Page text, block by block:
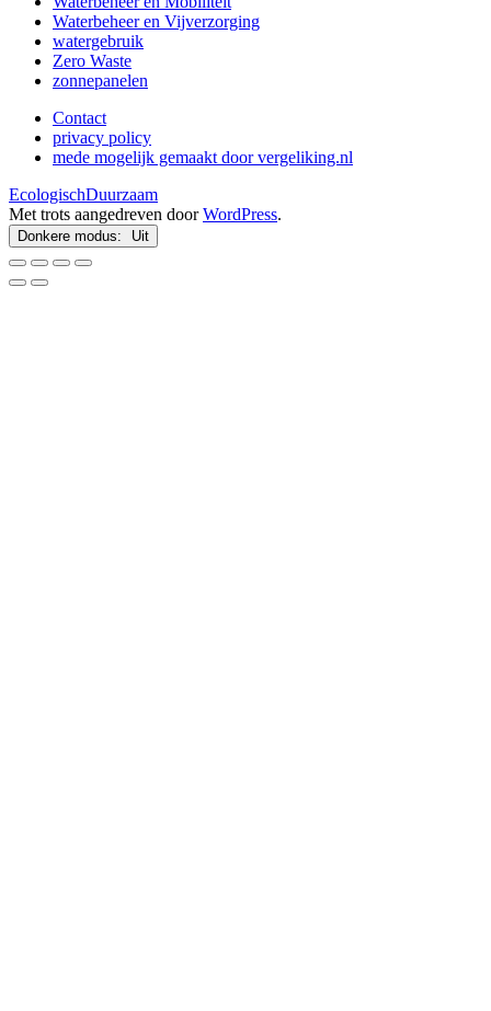
Waterbeheer en Vijverzorging
watergebruik
Zero Waste
zonnepanelen
Contact
privacy policy
mede mogelijk gemaakt door vergeliking.nl
EcologischDuurzaam
Met trots aangedreven doorWordPress.
Donkere modus: